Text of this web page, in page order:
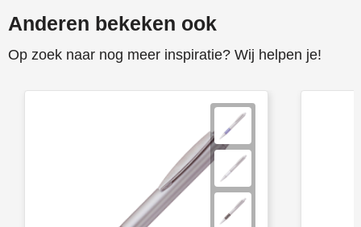
Anderen bekeken ook
Op zoek naar nog meer inspiratie? Wij helpen je!